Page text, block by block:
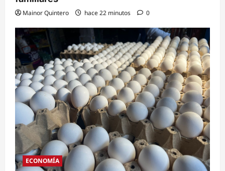
Mainor Quintero hace 22 minutos 0
ECONOMÍA